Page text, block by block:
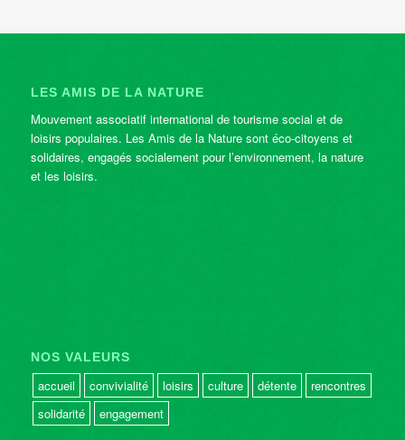
LES AMIS DE LA NATURE
Mouvement associatif international de tourisme social et de
loisirs populaires. Les Amis de la Nature sont éco-citoyens et
solidaires, engagés socialement pour l’environnement, la nature
et les loisirs.
NOS VALEURS
accueil convivialité loisirs culture détente
rencontres
solidarité
engagement